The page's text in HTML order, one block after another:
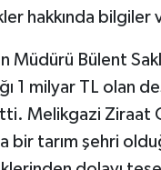
hakkında bilgiler
Müdürü Bülent
1 milyar TL olan
Melikgazi Ziraat
bir tarım şehri